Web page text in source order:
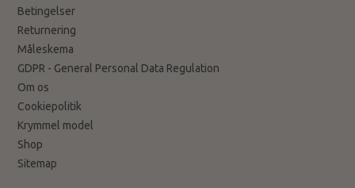
Betingelser
Returnering
Måleskema
GDPR - General Personal Data Regulation
Om os
Cookiepolitik
Krymmel model
Shop
Sitemap